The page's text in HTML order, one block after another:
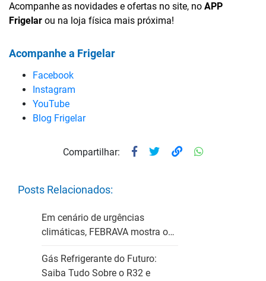
Acompanhe as novidades e ofertas no site, no APP
Frigelar ou na loja física mais próxima!
Acompanhe a Frigelar
Facebook
Instagram
YouTube
Blog Frigelar
Compartilhar:
Posts Relacionados:
Em cenário de urgências
climáticas, FEBRAVA mostra o…
Gás Refrigerante do Futuro:
Saiba Tudo Sobre o R32 e